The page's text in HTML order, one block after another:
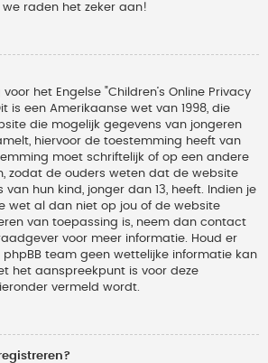
raden het zeker aan!
het Engelse "Children’s Online Privacy
is een Amerikaanse wet van 1998, die
die mogelijk gegevens van jongeren
hiervoor de toestemming heeft van
moet schriftelijk of op een andere
zodat de ouders weten dat de website
van hun kind, jonger dan 13, heeft. Indien je
wet al dan niet op jou of de website
van toepassing is, neem dan contact
voor meer informatie. Houd er
team geen wettelijke informatie kan
het aanspreekpunt is voor deze
vermeld wordt.